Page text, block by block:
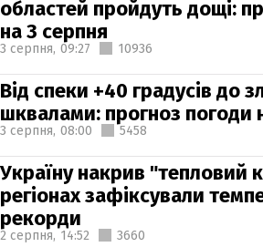
областей пройдуть дощі:
на 3 серпня
3 серпня, 09:27 10936
Від спеки +40 градусів до
шквалами: прогноз погоди
3 серпня, 08:00 5458
Україну накрив "тепловий
регіонах зафіксували
рекорди
2 серпня, 14:52 3660